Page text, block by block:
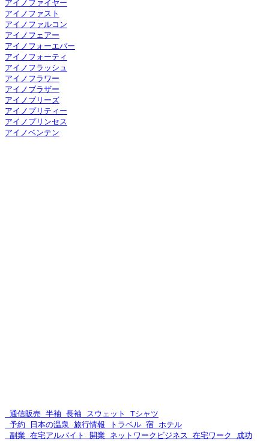
アイノファイヤー
アイノファスト
アイノファルコン
アイノフェアー
アイノフォーエバー
アイノフォーティ
アイノフラッシュ
アイノフラワー
アイノブラザー
アイノブリーズ
アイノプリティー
アイノプリンセス
アイノベンテン
通信販売 半袖 長袖 スウェット Tシャツ
予約 日本の温泉 旅行情報 トラベル 宿 ホテル
副業 在宅アルバイト 開業 ネットワークビジネス 在宅ワーク 成功